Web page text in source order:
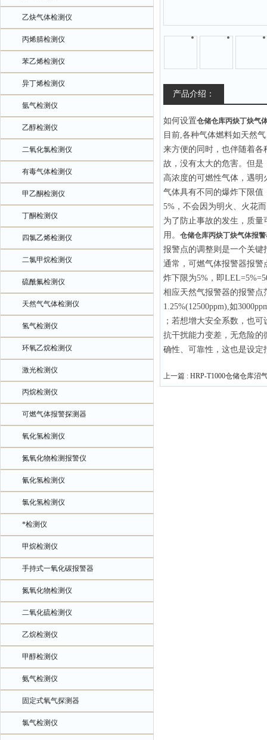
乙炔气体检测仪
丙烯腈检测仪
苯乙烯检测仪
异丁烯检测仪
氩气检测仪
乙醇检测仪
二氧化氯检测仪
有毒气体检测仪
甲乙酮检测仪
丁酮检测仪
四氯乙烯检测仪
二氯甲烷检测仪
硫酰氟检测仪
天然气气体检测仪
氢气检测仪
环氧乙烷检测仪
激光检测仪
丙烷检测仪
可燃气体报警探测器
氧化氢检测仪
氮氧化物检测报警仪
氰化氢检测仪
氯化氢检测仪
*检测仪
甲烷检测仪
手持式一氧化碳报警器
氮氧化物检测仪
二氧化硫检测仪
乙烷检测仪
甲醇检测仪
氨气检测仪
固定式氧气探测器
氯气检测仪
产品介绍：
如何设置仓储仓库丙炔丁炔气
目前,各种气体燃料如天然
来方便的同时，也伴随着
故，没有太大的危害。但
高浓度的可燃性气体，遇
气体具有不同的爆炸下限值
5%，不会因为明火、火花
为了防止事故的发生，质
用。 仓储仓库丙炔丁炔气体报
报警点的调整则是一个关键
通常，可燃气体报警器报警
炸下限为5%，即
相应天然气报警器的报警点
1.25%(12500ppm),如
；若想增大安全系数，也
抗干扰能力变差，无危险
确性、可靠性，这也是设定
上一篇 : HRP-T1000仓储仓库沼